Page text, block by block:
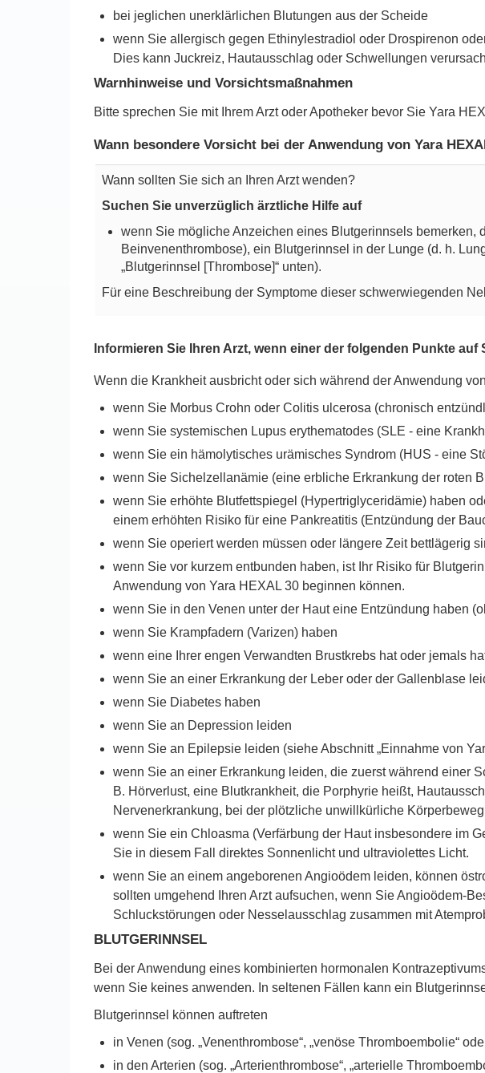
bei jeglichen unerklärlichen Blutungen aus der Scheide
wenn Sie allergisch gegen Ethinylestradiol oder Drospirenon
Dies kann Juckreiz, Hautausschlag oder Schwellungen
Warnhinweise und Vorsichtsmaßnahmen
Bitte sprechen Sie mit Ihrem Arzt oder Apotheker bevor Sie Yara
Wann besondere Vorsicht bei der Anwendung von Yara
Wann sollten Sie sich an Ihren Arzt wenden?
Suchen Sie unverzüglich ärztliche Hilfe auf
wenn Sie mögliche Anzeichen eines Blutgerinnsels
Beinvenenthrombose), ein Blutgerinnsel in der Lunge (d. h.
„Blutgerinnsel [Thrombose]“ unten).
Für eine Beschreibung der Symptome dieser schwerwiegenden
Informieren Sie Ihren Arzt, wenn einer der folgenden Punkte auf
Wenn die Krankheit ausbricht oder sich während der Anwendung
wenn Sie Morbus Crohn oder Colitis ulcerosa (chronisch
wenn Sie systemischen Lupus erythematodes (SLE - eine
wenn Sie ein hämolytisches urämisches Syndrom (HUS - eine
wenn Sie Sichelzellanämie (eine erbliche Erkrankung der roten
wenn Sie erhöhte Blutfettspiegel (Hypertriglyceridämie) haben
einem erhöhten Risiko für eine Pankreatitis (Entzündung der
wenn Sie operiert werden müssen oder längere Zeit bettlägerig
wenn Sie vor kurzem entbunden haben, ist Ihr Risiko für
Anwendung von Yara HEXAL 30 beginnen können.
wenn Sie in den Venen unter der Haut eine Entzündung haben
wenn Sie Krampfadern (Varizen) haben
wenn eine Ihrer engen Verwandten Brustkrebs hat oder jemals
wenn Sie an einer Erkrankung der Leber oder der Gallenblase
wenn Sie Diabetes haben
wenn Sie an Depression leiden
wenn Sie an Epilepsie leiden (siehe Abschnitt „Einnahme von
wenn Sie an einer Erkrankung leiden, die zuerst während einer
B. Hörverlust, eine Blutkrankheit, die Porphyrie heißt,
Nervenerkrankung, bei der plötzliche unwillkürliche
wenn Sie ein Chloasma (Verfärbung der Haut insbesondere im
Sie in diesem Fall direktes Sonnenlicht und ultraviolettes Licht.
wenn Sie an einem angeborenen Angioödem leiden, können
sollten umgehend Ihren Arzt aufsuchen, wenn Sie Angioödem-
Schluckstörungen oder Nesselausschlag zusammen mit
BLUTGERINNSEL
Bei der Anwendung eines kombinierten hormonalen
wenn Sie keines anwenden. In seltenen Fällen kann ein
Blutgerinnsel können auftreten
in Venen (sog. „Venenthrombose“, „venöse Thromboembolie“
in den Arterien (sog. „Arterienthrombose“, „arterielle